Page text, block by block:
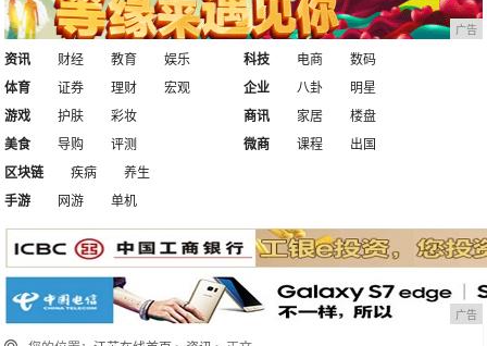
广告
资讯 财经 教育
娱乐
体育
证券 理财 宏观
科技 电商
数码
企业
八卦
明星
游戏
护肤
彩妆
美食
导购 评测
商讯 家居
楼盘
微商
课程
出国
区块链
疾病
养生
手游
网游 单机
广告